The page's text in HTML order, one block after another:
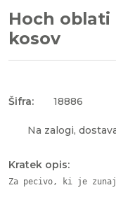
Hoch oblati
kosov
Šifra: 18886
Na zalogi,
Kratek opis:
Za pecivo, ki je